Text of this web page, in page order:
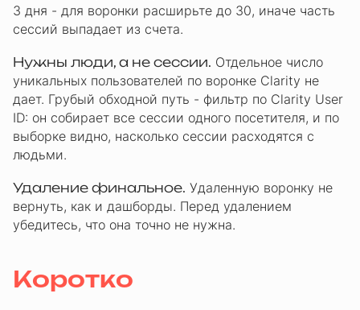
3 дня - для воронки расширьте до 30, иначе часть
сессий выпадает из счета.
Нужны люди, а не сессии. Отдельное число
уникальных пользователей по воронке Clarity не
дает. Грубый обходной путь - фильтр по Clarity User
ID: он собирает все сессии одного посетителя, и по
выборке видно, насколько сессии расходятся с
людьми.
Удаление финальное. Удаленную воронку не
вернуть, как и дашборды. Перед удалением
убедитесь, что она точно не нужна.
Коротко